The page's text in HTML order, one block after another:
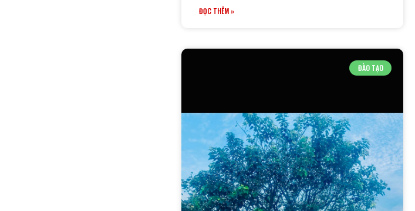
ĐỌC THÊM »
ĐÀO TẠO